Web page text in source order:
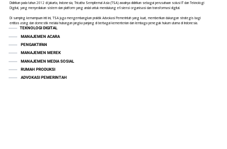
Didirikan pada tahun 2012 di Jakarta, Indonesia, Tricatha Sempiternal Asia (TSA) awalnya didirikan sebagai perusahaan solusi IT dan Teknologi
Digital, yang menyediakan sistem dan platform yang andal untuk mendukung efisiensi organisasi dan transformasi digital.
Di samping kemampuan inti ini, TSA juga mengembangkan praktik Advokasi Pemerintah yang kuat, memberikan dukungan strategis bagi
entitas asing dan domestik melalui hubungan jangka panjang di berbagai kementerian dan lembaga penegak hukum utama di Indonesia.
TEKNOLOGI DIGITAL
MANAJEMEN ACARA
PENGAKTIFAN
MANAJEMEN MEREK
MANAJEMEN MEDIA SOSIAL
RUMAH PRODUKSI
ADVOKASI PEMERINTAH